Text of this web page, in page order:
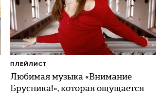
Любимая музыка «Внимание
Брусника!», которая ощущается
ПЛЕЙЛИСТ